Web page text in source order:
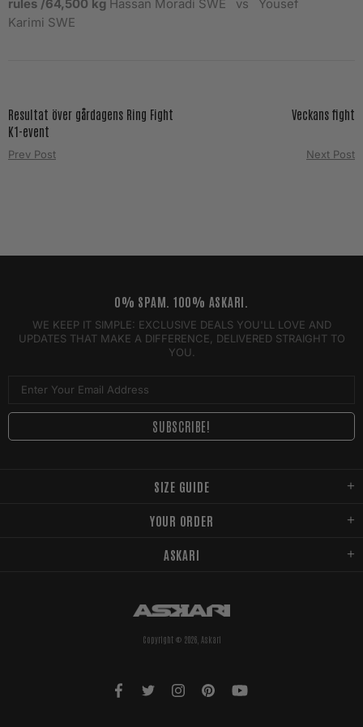
rules /64,500 kg Hassan Moradi SWE vs Yousef
Karimi SWE
Resultat över gårdagens Ring Fight
K1-event
Prev Post
Veckans fight
Next Post
SIZE GUIDE
YOUR ORDER
ASKARI
0% SPAM. 100% ASKARI.
WE KEEP IT SIMPLE: EXCLUSIVE DEALS YOU'LL LOVE AND
UPDATES THAT MAKE A DIFFERENCE, DELIVERED STRAIGHT TO
YOU.
Copyright © 2026, Askari